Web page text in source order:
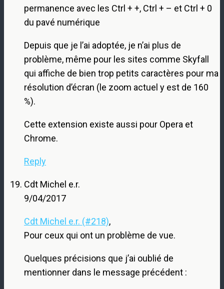
permanence avec les Ctrl + +, Ctrl + – et Ctrl + 0
du pavé numérique
Depuis que je l’ai adoptée, je n’ai plus de
problème, même pour les sites comme Skyfall
qui affiche de bien trop petits caractères pour ma
résolution d’écran (le zoom actuel y est de 160
%).
Cette extension existe aussi pour Opera et
Chrome.
Reply
Cdt Michel e.r.
9/04/2017
Cdt Michel e.r. (#218),
Pour ceux qui ont un problème de vue.
Quelques précisions que j’ai oublié de
mentionner dans le message précédent :